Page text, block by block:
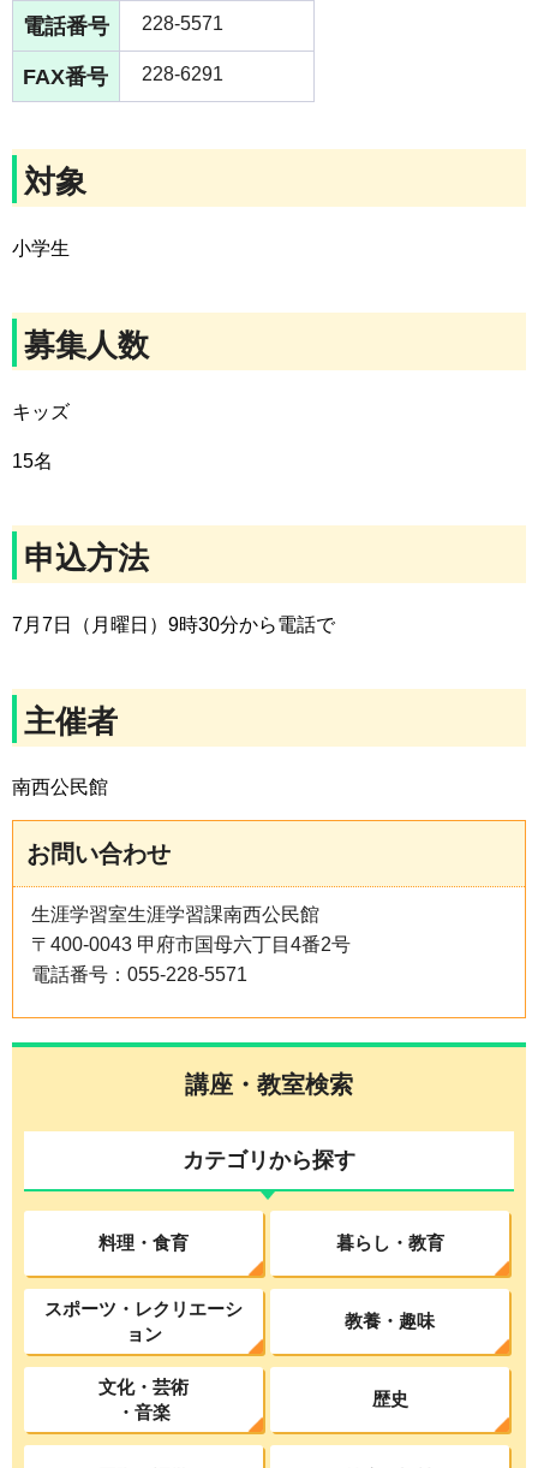
電話番号 228-5571
FAX番号 228-6291
対象
小学生
募集人数
キッズ
15名
申込方法
7月7日（月曜日）9時30分から電話で
主催者
南西公民館
お問い合わせ
生涯学習室生涯学習課南西公民館
〒400-0043 甲府市国母六丁目4番2号
電話番号：055-228-5571
講座・教室検索
カテゴリから探す
料理・食育 暮らし・教育
スポーツ・レクリエーシ
ョン
教養・趣味
文化・芸術
・音楽
歴史